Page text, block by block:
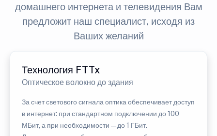
домашнего интернета и телевидения Вам
предложит наш специалист, исходя из
Ваших желаний
Технология FTTx
Оптическое волокно до здания
За счет светового сигнала оптика обеспечивает доступ
в интернет: при стандартном подключении до 100
МБит, а при необходимости — до 1 ГБит.